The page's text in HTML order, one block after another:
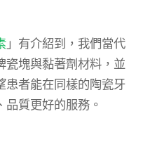
」有介紹到，我們當代
瓷塊與黏著劑材料，並
患者能在同樣的陶瓷牙
質更好的服務。